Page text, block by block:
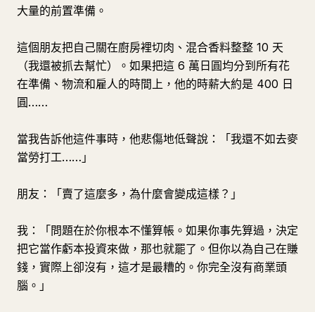
大量的前置準備。
這個朋友把自己關在廚房裡切肉、混合香料整整 10 天
（我還被抓去幫忙）。如果把這 6 萬日圓均分到所有花
在準備、物流和雇人的時間上，他的時薪大約是 400 日
圓……
當我告訴他這件事時，他悲傷地低聲說：「我還不如去麥
當勞打工……」
朋友：「賣了這麼多，為什麼會變成這樣？」
我：「問題在於你根本不懂算帳。如果你事先算過，決定
把它當作虧本投資來做，那也就罷了。但你以為自己在賺
錢，實際上卻沒有，這才是最糟的。你完全沒有商業頭
腦。」